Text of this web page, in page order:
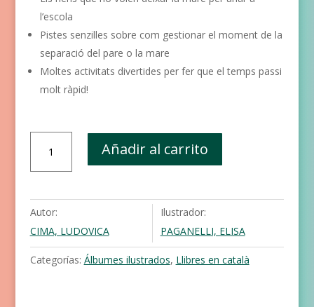
l’escola
Pistes senzilles sobre com gestionar el moment de la
separació del pare o la mare
Moltes activitats divertides per fer que el temps passi
molt ràpid!
quan
tornaràs?
Añadir al carrito
Autor:
CIMA, LUDOVICA
Ilustrador:
PAGANELLI, ELISA
Categorías: Álbumes ilustrados, Llibres en català